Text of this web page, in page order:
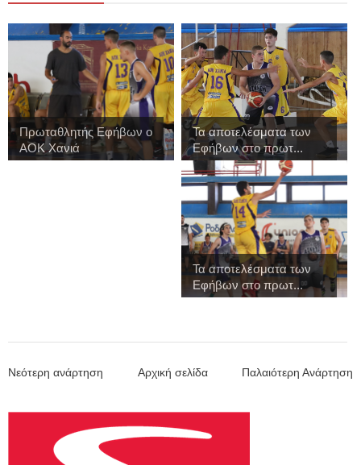
Πρωταθλητής Εφήβων ο
ΑΟΚ Χανιά
Τα αποτελέσματα των
Εφήβων στο πρωτ...
Τα αποτελέσματα των
Εφήβων στο πρωτ...
Νεότερη ανάρτηση Παλαιότερη Ανάρτηση
Αρχική σελίδα